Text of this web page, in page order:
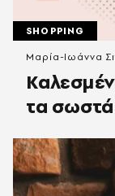
SHOPPING
τα σωστά
Μαρία-Ιωάννα